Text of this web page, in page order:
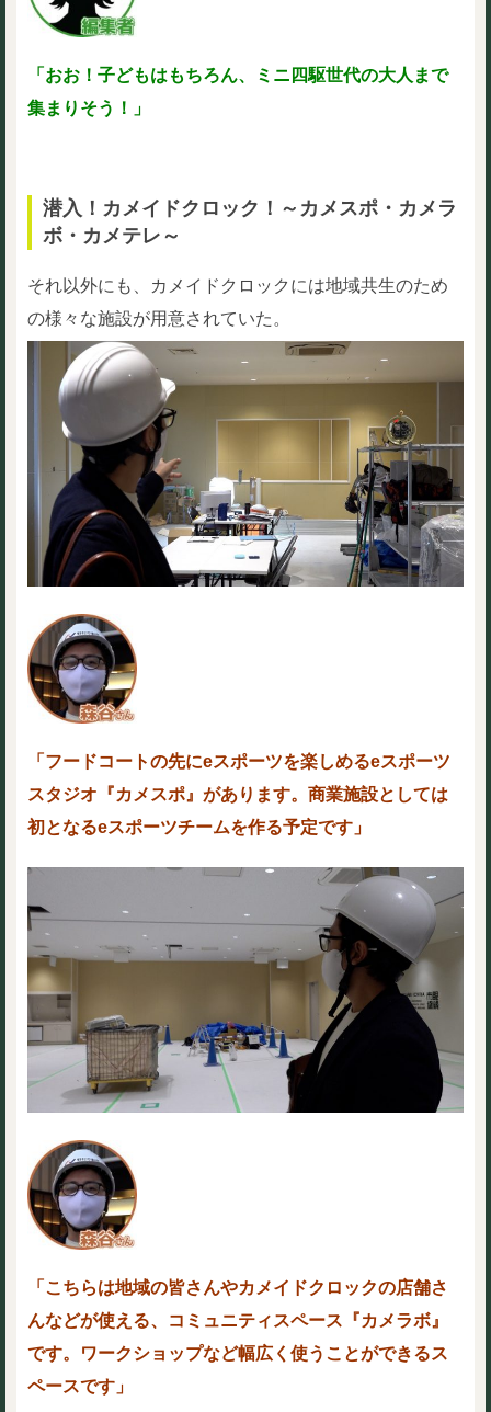
「おお！子どもはもちろん、ミニ四駆世代の大人まで
集まりそう！」
潜入！カメイドクロック！～カメスポ・カメラ
ボ・カメテレ～
それ以外にも、カメイドクロックには地域共生のため
の様々な施設が用意されていた。
「フードコートの先にeスポーツを楽しめるeスポーツ
スタジオ『カメスポ』があります。商業施設としては
初となるeスポーツチームを作る予定です」
「こちらは地域の皆さんやカメイドクロックの店舗さ
んなどが使える、コミュニティスペース『カメラボ』
です。ワークショップなど幅広く使うことができるス
ペースです」